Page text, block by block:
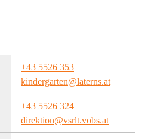
+43 5526 353
kindergarten@laterns.at
+43 5526 324
direktion@vsrlt.vobs.at